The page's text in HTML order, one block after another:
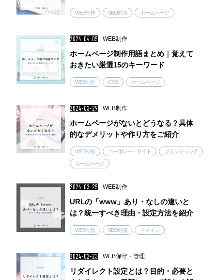
WEB制作 SEO対策 ホームページ
2024-04-05 WEB制作
ホームページ制作用語まとめ｜覚えて
おきたい厳選15のキーワード
WEB制作 CMS ホームページ
2024-03-29 WEB制作
ホームページがないとどうなる？具体
的なデメリットや作り方をご紹介
WEB制作 コーポレートサイト ブランディング
ホームページ
2024-03-25 WEB制作
URLの「www」あり・なしの違いと
は？統一すべき理由・設定方法を紹介
WEB制作 SEO対策 ドメイン
2024-02-23 WEB保守・管理
リダイレクト設定とは？目的・必要と